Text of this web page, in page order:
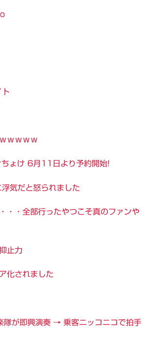
ｗｗｗｗ
ょけ 6月11日より予約開始!
気だと怒られました
・・全部行ったやつこそ真のファンや
止力
化されました
隊が即興演奏 → 乗客ニッコニコで拍手